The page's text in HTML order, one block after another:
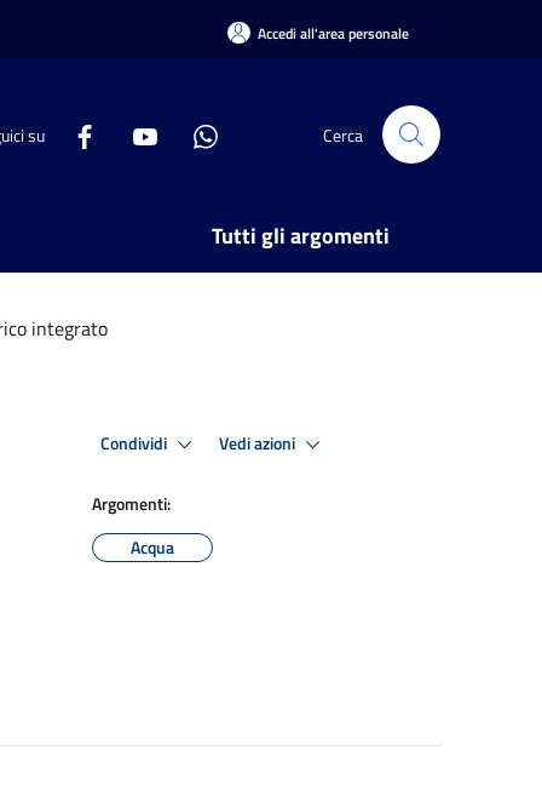
Accedi all'area personale
su Cerca
Tutti gli argomenti
integrato
Condividi Vedi azioni
Argomenti:
Acqua